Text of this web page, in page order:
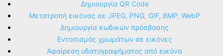
Δημιουργία QR Code
Μετατροπή εικόνας σε JPEG, PNG, GIF, BMP, WebP
Δημιουργία κωδικών πρόσβασης
Εντοπισμός χρωμάτων σε εικόνες
Αφαίρεση υδατογραφήματος από εικόνα